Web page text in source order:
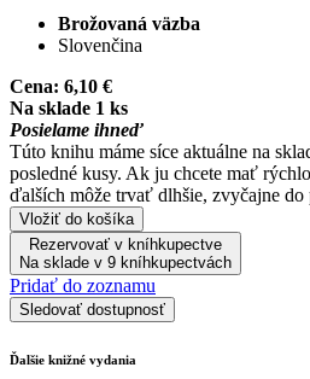
Brožovaná väzba
Slovenčina
Cena: 6,10 €
Na sklade 1 ks
Posielame ihneď
Túto knihu máme síce aktuálne na
posledné kusy. Ak ju chcete mať
ďalších môže trvať dlhšie, zvyčajne do
Vložiť do košíka
Rezervovať v kníhkupectve
Na sklade v 9 kníhkupectvách
Pridať do zoznamu
Sledovať dostupnosť
Ďalšie knižné vydania